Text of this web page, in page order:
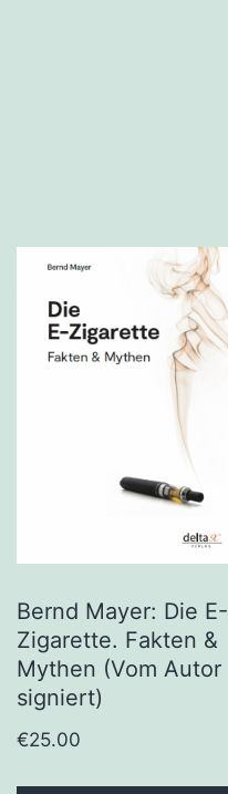
Bernd Mayer: Die E-
Zigarette. Fakten &
Mythen (Vom Autor
signiert)
€25.00